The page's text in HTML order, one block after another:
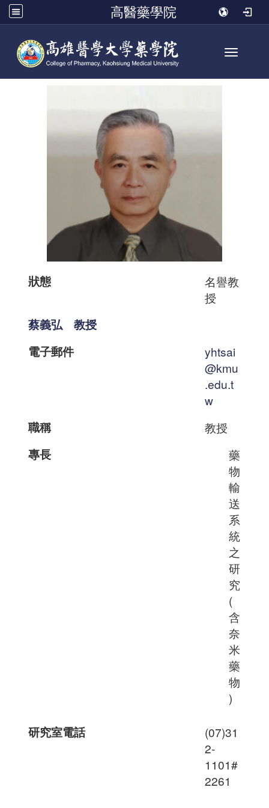
高醫藥學院
Toggle
狀態
名譽教
授
蔡義弘 教授
電子郵件
yhtsai
@kmu
.edu.t
w
職稱 教授
專長
藥
物
輸
送
系
統
之
研
究
(
含
奈
米
藥
物
)
研究室電話
(07)31
2-
1101#
2261